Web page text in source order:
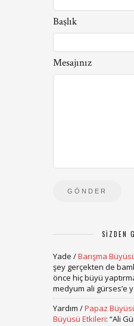
Başlık
Mesajınız
SIZDEN
Yade /Barışma
şey gerçekten de
önce hiç büyü
medyum ali gürses’e
Yardım /Papaz
Büyüsü Etkileri: “Ali